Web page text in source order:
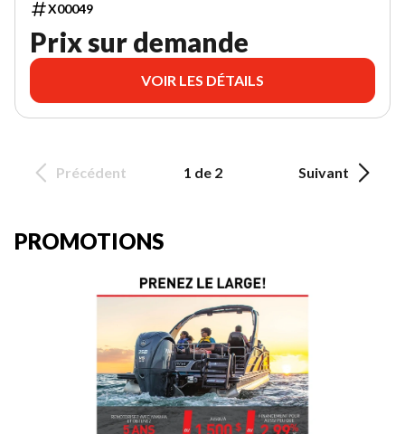
X00049
Prix sur demande
VOIR LES DÉTAILS
Précédent 1 de 2 Suivant
PROMOTIONS